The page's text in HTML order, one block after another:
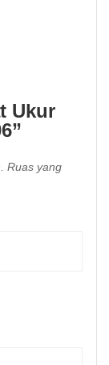
Ukur
Ruas yang